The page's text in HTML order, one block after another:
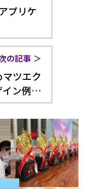
プリケ
の記事
ツエク
イン例…